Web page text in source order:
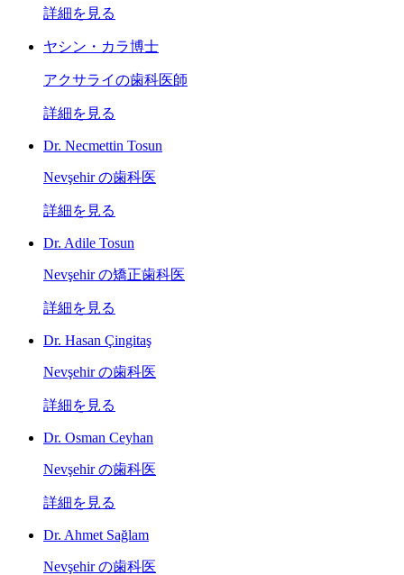
詳細を見る
ヤシン・カラ博士
アクサライの歯科医師
詳細を見る
Dr. Necmettin Tosun
Nevşehir の歯科医
詳細を見る
Dr. Adile Tosun
Nevşehir の矯正歯科医
詳細を見る
Dr. Hasan Çingitaş
Nevşehir の歯科医
詳細を見る
Dr. Osman Ceyhan
Nevşehir の歯科医
詳細を見る
Dr. Ahmet Sağlam
Nevşehir の歯科医